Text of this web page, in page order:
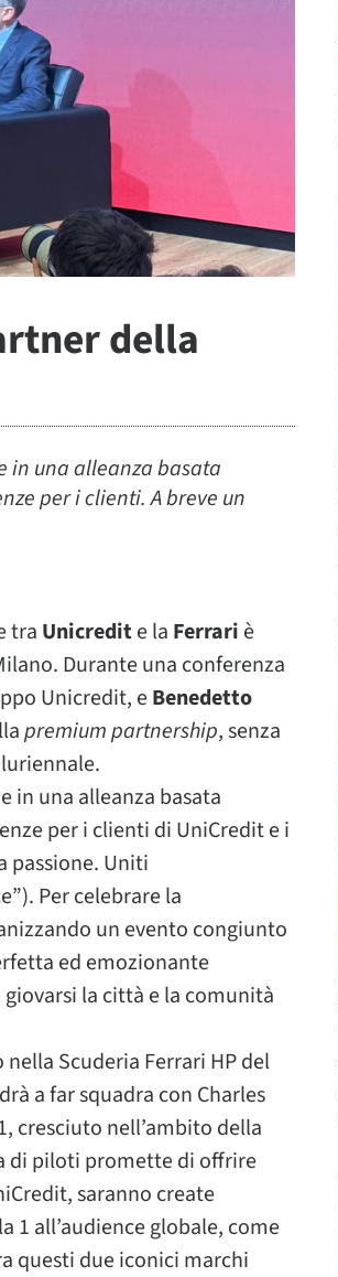
della
in una alleanza basata
per i clienti. A breve un
tra Unicredite la Ferrari è
Durante una conferenza
Unicredit, eBenedetto
premium partnership, senza
in una alleanza basata
per i clienti di UniCredit e i
passione. Uniti
Per celebrare la
un evento congiunto
ed emozionante
la città e la comunità
Scuderia Ferrari HP del
a far squadra con Charles
cresciuto nell’ambito della
di piloti promette di offrire
saranno create
all’audience globale, come
questi due iconici marchi